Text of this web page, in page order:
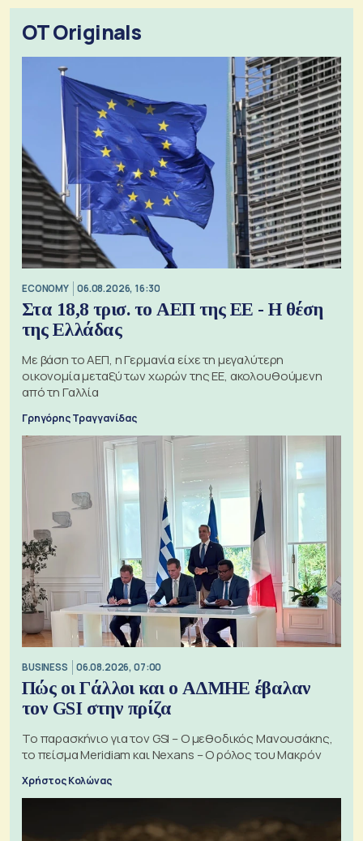
OT Originals
ECONOMY 06.08.2026, 16:30
Στα 18,8 τρισ. το ΑΕΠ της ΕΕ - Η θέση
της Ελλάδας
Με βάση το ΑΕΠ, η Γερμανία είχε τη μεγαλύτερη
οικονομία μεταξύ των χωρών της ΕΕ, ακολουθούμενη
από τη Γαλλία
Γρηγόρης Τραγγανίδας
BUSINESS 06.08.2026, 07:00
Πώς οι Γάλλοι και ο ΑΔΜΗΕ έβαλαν
τον GSI στην πρίζα
Το παρασκήνιο για τον GSI – Ο μεθοδικός Μανουσάκης,
το πείσμα Meridiam και Nexans – Ο ρόλος του Μακρόν
Χρήστος Κολώνας